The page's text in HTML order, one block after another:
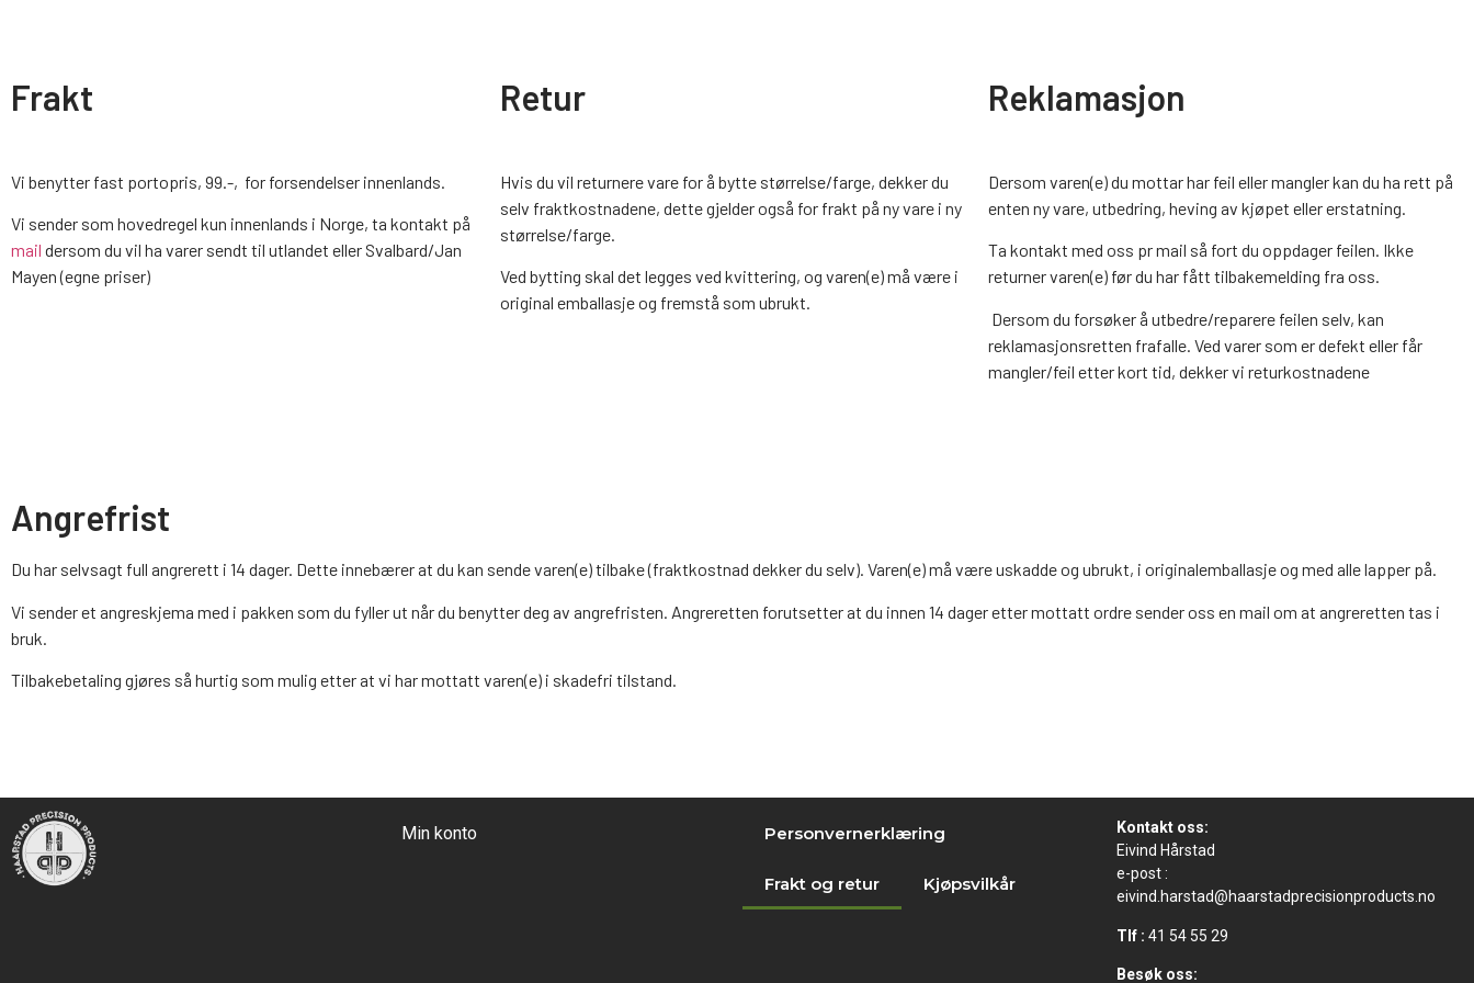
Frakt
Vi benytter fast portopris, 99.-, for forsendelser innenlands.
Vi sender som hovedregel kun innenlands i Norge, ta kontakt på
mail dersom du vil ha varer sendt til utlandet eller Svalbard/Jan
Mayen (egne priser)
Retur
Hvis du vil returnere vare for å bytte størrelse/farge, dekker du
selv fraktkostnadene, dette gjelder også for frakt på ny vare i ny
størrelse/farge.
Ved bytting skal det legges ved kvittering, og varen(e) må være i
original emballasje og fremstå som ubrukt.
Reklamasjon
Dersom varen(e) du mottar har feil eller mangler kan du ha rett på
enten ny vare, utbedring, heving av kjøpet eller erstatning.
Ta kontakt med oss pr mail så fort du oppdager feilen. Ikke
returner varen(e) før du har fått tilbakemelding fra oss.
Dersom du forsøker å utbedre/reparere feilen selv, kan
reklamasjonsretten frafalle. Ved varer som er defekt eller får
mangler/feil etter kort tid, dekker vi returkostnadene
Angrefrist
Du har selvsagt full angrerett i 14 dager. Dette innebærer at du kan sende varen(e) tilbake (fraktkostnad dekker du selv). Varen(e) må være uskadde og ubrukt, i originalemballasje og med alle lapper på.
Vi sender et angreskjema med i pakken som du fyller ut når du benytter deg av angrefristen. Angreretten forutsetter at du innen 14 dager etter mottatt ordre sender oss en mail om at angreretten tas i
bruk.
Tilbakebetaling gjøres så hurtig som mulig etter at vi har mottatt varen(e) i skadefri tilstand.
Min konto Personvernerklæring
Frakt og retur Kjøpsvilkår
Kontakt oss:
Eivind Hårstad
e-post :
eivind.harstad@haarstadprecisionproducts.no
Tlf : 41 54 55 29
Besøk oss: